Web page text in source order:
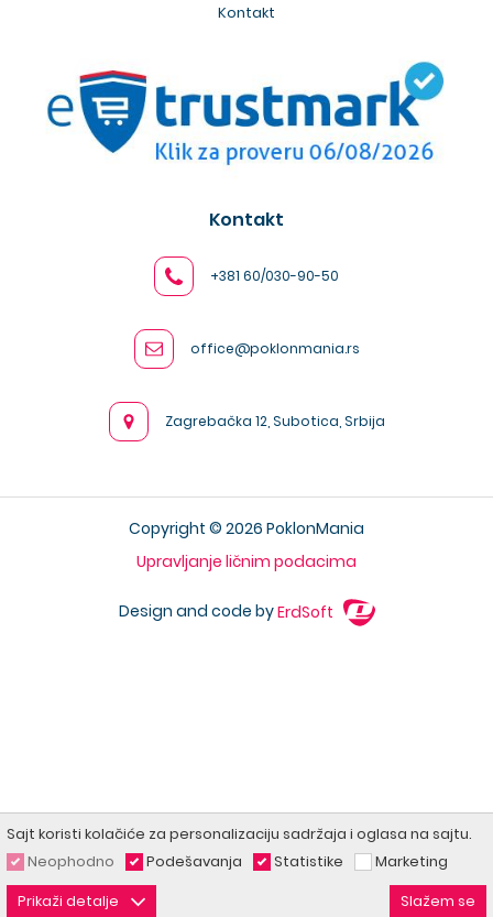
Kontakt
Kontakt
+381 60/030-90-50
office@poklonmania.rs
Zagrebačka 12, Subotica, Srbija
Copyright © 2026 PoklonMania
Upravljanje ličnim podacima
Design and code byErdSoft
Sajt koristi kolačiće za personalizaciju sadržaja i oglasa na sajtu.
Neophodno
Podešavanja Statistike
Marketing
Prikaži detalje
Slažem se